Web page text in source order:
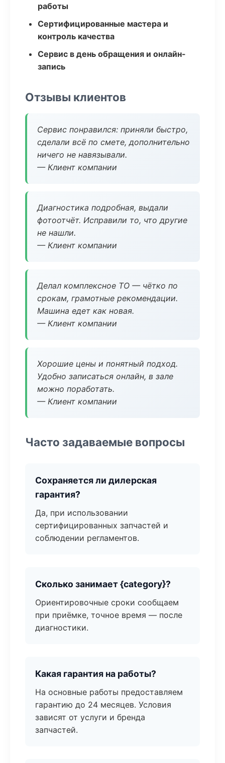
работы
Сертифицированные мастера и
контроль качества
Сервис в день обращения и онлайн-
запись
Отзывы клиентов
Сервис понравился: приняли быстро,
сделали всё по смете, дополнительно
ничего не навязывали.
— Клиент компании
Диагностика подробная, выдали
фотоотчёт. Исправили то, что другие
не нашли.
— Клиент компании
Делал комплексное ТО — чётко по
срокам, грамотные рекомендации.
Машина едет как новая.
— Клиент компании
Хорошие цены и понятный подход.
Удобно записаться онлайн, в зале
можно поработать.
— Клиент компании
Часто задаваемые вопросы
Сохраняется ли дилерская
гарантия?
Да, при использовании
сертифицированных запчастей и
соблюдении регламентов.
Сколько занимает {category}?
Ориентировочные сроки сообщаем
при приёмке, точное время — после
диагностики.
Какая гарантия на работы?
На основные работы предоставляем
гарантию до 24 месяцев. Условия
зависят от услуги и бренда
запчастей.